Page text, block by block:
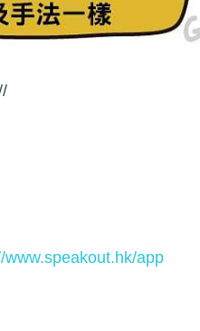
www.speakout.hk/app